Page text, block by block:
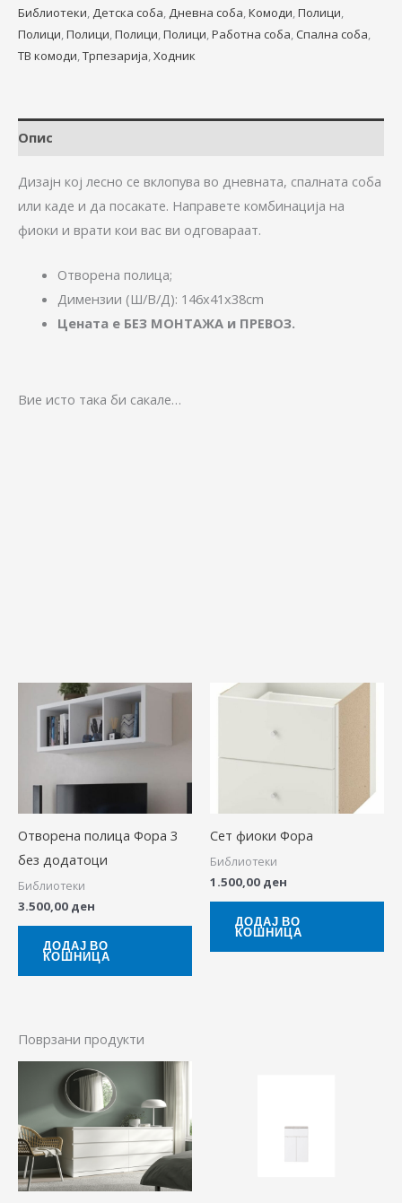
Библиотеки, Детска соба, Дневна соба,Комоди,Полици,
Полици,Полици,Полици,Полици,Работна соба, Спална соба,
ТВ комоди,Трпезарија,Ходник
Опис
Дизајн кој лесно се вклопува во дневната, спалната соба
или каде и да посакате. Направете комбинација на
фиоки и врати кои вас ви одговараат.
Отворена полица;
Димензии (Ш/В/Д): 146x41x38cm
Цената е БЕЗ МОНТАЖА и ПРЕВОЗ.
Вие исто така би сакале…
Отворена полица Фора 3
без додатоци
Библиотеки
3.500,00 ден
ДОДАЈ ВО
КОШНИЦА
Сет фиоки Фора
Библиотеки
1.500,00 ден
ДОДАЈ ВО
КОШНИЦА
Поврзани продукти
This
product
has
multiple
The